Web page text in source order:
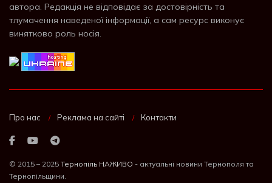
автора. Редакція не відповідає за достовірність та
тлумачення наведеної інформації, а сам ресурс виконує
винятково роль носія.
Про нас Реклама на сайті Контакти
© 2015 – 2025 Тернопіль НАЖИВО - актуальні новини Тернополя та
Тернопільщини.